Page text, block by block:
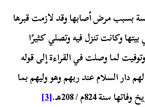
بسبب مرض أصابها وقد لازمت قبرها
وكانت تنزل فيه وتصلي كثيرًا
ختمة، وتوفيت لما وصلت في القراءة إلى قوله
دار السلام عند ربهم وهو وليهم بما
سنة 824م / 208هـ.
[3]